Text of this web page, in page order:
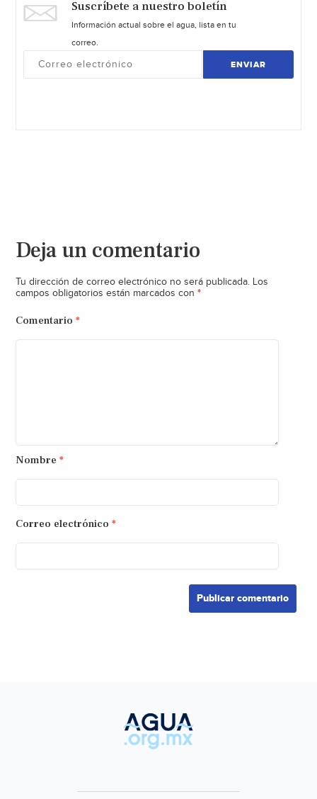
Suscríbete a nuestro boletín
Información actual sobre el agua, lista en tu
correo.
ENVIAR
Deja un comentario
Tu dirección de correo electrónico no será publicada. Los
campos obligatorios están marcados con *
Comentario *
Nombre *
Correo electrónico *